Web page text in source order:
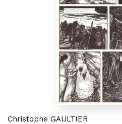
Christophe GAULTIER